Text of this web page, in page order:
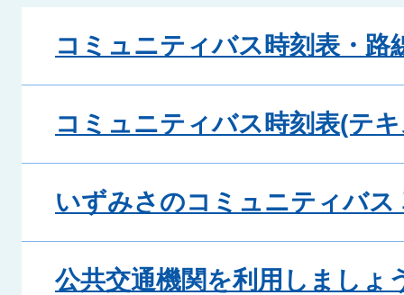
コミュニティバス時刻表・路
コミュニティバス時刻表(テ
いずみさのコミュニティバス
公共交通機関を利用しましょ